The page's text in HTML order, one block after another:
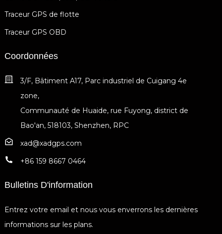
Traceur GPS de flotte
Traceur GPS OBD
Coordonnées
3/F, Bâtiment A17, Parc industriel de Cuigang 4e
zone,
Communauté de Huaide, rue Fuyong, district de
Bao'an, 518103, Shenzhen, RPC
xad@xadgps.com
+86 159 8667 0464
Bulletins D'information
Entrez votre email et nous vous enverrons les dernières
informations sur les plans.